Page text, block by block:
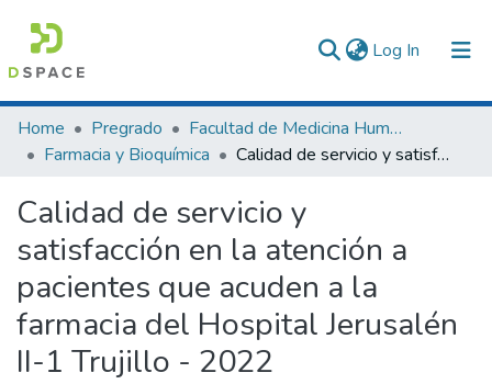
Log In (current)
Communities & Collections
All of DSpace
Statistics
Home Pregrado
Facultad de Medicina Humana
Farmacia y Bioquímica
Calidad de servicio y satisfacción en la atención a pacientes que acuden a la farmacia del Hospital Jerusalén II-1 Trujillo - 2022
Calidad de servicio y
satisfacción en la atención a
pacientes que acuden a la
farmacia del Hospital Jerusalén
II-1 Trujillo - 2022